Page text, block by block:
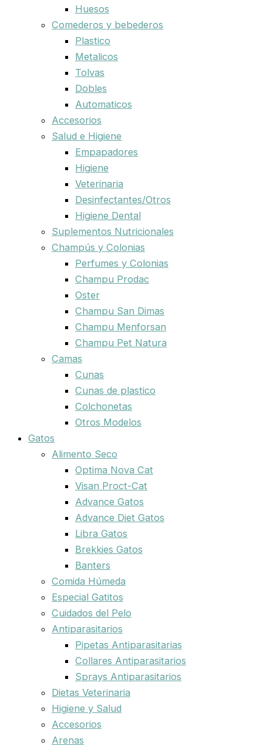
Huesos
Comederos y bebederos
Plastico
Metalicos
Tolvas
Dobles
Automaticos
Accesorios
Salud e Higiene
Empapadores
Higiene
Veterinaria
Desinfectantes/Otros
Higiene Dental
Suplementos Nutricionales
Champús y Colonias
Perfumes y Colonias
Champu Prodac
Oster
Champu San Dimas
Champu Menforsan
Champu Pet Natura
Camas
Cunas
Cunas de plastico
Colchonetas
Otros Modelos
Gatos
Alimento Seco
Optima Nova Cat
Visan Proct-Cat
Advance Gatos
Advance Diet Gatos
Libra Gatos
Brekkies Gatos
Banters
Comida Húmeda
Especial Gatitos
Cuidados del Pelo
Antiparasitarios
Pipetas Antiparasitarias
Collares Antiparasitarios
Sprays Antiparasitarios
Dietas Veterinaria
Higiene y Salud
Accesorios
Arenas